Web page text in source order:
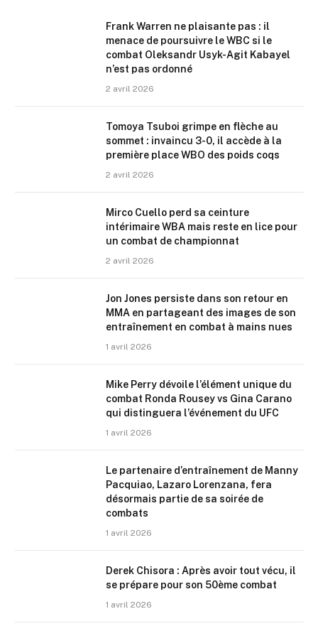
Frank Warren ne plaisante pas : il
menace de poursuivre le WBC si le
combat Oleksandr Usyk-Agit Kabayel
n’est pas ordonné
2 avril 2026
Tomoya Tsuboi grimpe en flèche au
sommet : invaincu 3-0, il accède à la
première place WBO des poids coqs
2 avril 2026
Mirco Cuello perd sa ceinture
intérimaire WBA mais reste en lice pour
un combat de championnat
2 avril 2026
Jon Jones persiste dans son retour en
MMA en partageant des images de son
entraînement en combat à mains nues
1 avril 2026
Mike Perry dévoile l’élément unique du
combat Ronda Rousey vs Gina Carano
qui distinguera l’événement du UFC
1 avril 2026
Le partenaire d’entraînement de Manny
Pacquiao, Lazaro Lorenzana, fera
désormais partie de sa soirée de
combats
1 avril 2026
Derek Chisora : Après avoir tout vécu, il
se prépare pour son 50ème combat
1 avril 2026